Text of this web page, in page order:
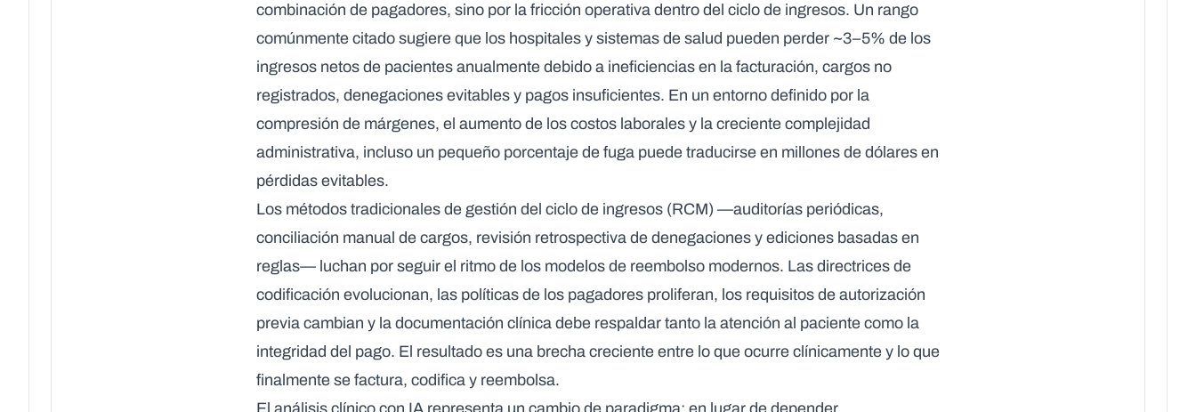
combinación de pagadores, sino por la fricción operativa dentro del ciclo de ingresos. Un rango
comúnmente citado sugiere que los hospitales y sistemas de salud pueden perder ~3–5% de los
ingresos netos de pacientes anualmente debido a ineficiencias en la facturación, cargos no
registrados, denegaciones evitables y pagos insuficientes. En un entorno definido por la
compresión de márgenes, el aumento de los costos laborales y la creciente complejidad
administrativa, incluso un pequeño porcentaje de fuga puede traducirse en millones de dólares en
pérdidas evitables.
Los métodos tradicionales de gestión del ciclo de ingresos (RCM) —auditorías periódicas,
conciliación manual de cargos, revisión retrospectiva de denegaciones y ediciones basadas en
reglas— luchan por seguir el ritmo de los modelos de reembolso modernos. Las directrices de
codificación evolucionan, las políticas de los pagadores proliferan, los requisitos de autorización
previa cambian y la documentación clínica debe respaldar tanto la atención al paciente como la
integridad del pago. El resultado es una brecha creciente entre lo que ocurre clínicamente y lo que
finalmente se factura, codifica y reembolsa.
El análisis clínico con IA representa un cambio de paradigma: en lugar de depender